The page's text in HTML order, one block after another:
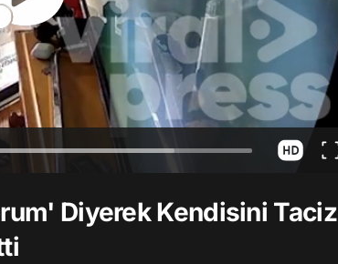
Diyerek Kendisini Taciz